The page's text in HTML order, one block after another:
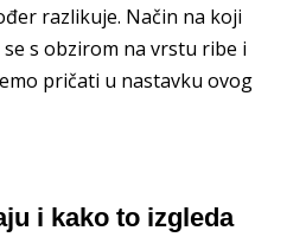
razlikuje. Način na koji
s obzirom na vrstu ribe i
pričati u nastavku ovog
i kako to izgleda